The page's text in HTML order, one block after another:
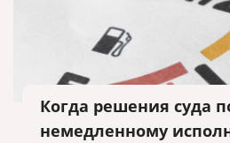
Когда решения суда
немедленному